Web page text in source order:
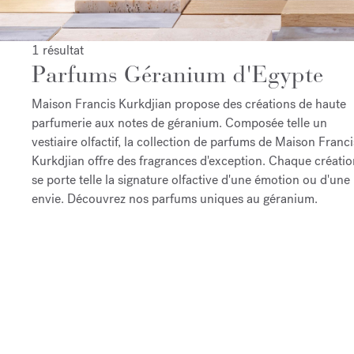
1 résultat
Parfums Géranium d'Egypte
Maison Francis Kurkdjian propose des créations de haute
parfumerie aux notes de géranium. Composée telle un
vestiaire olfactif, la collection de parfums de Maison
Kurkdjian offre des fragrances d'exception. Chaque
se porte telle la signature olfactive d'une émotion ou d'une
envie. Découvrez nos parfums uniques au géranium.